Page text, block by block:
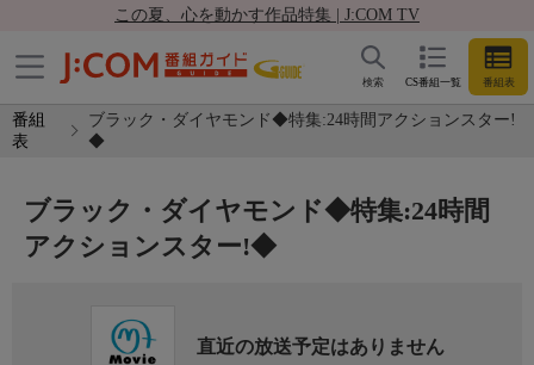
この夏、心を動かす作品特集 | J:COM TV
CS番組一覧 番組表
検索
番組
表
ブラック・ダイヤモンド◆特集:24時間アクションスター!
◆
ブラック・ダイヤモンド◆特集:24時間
アクションスター!◆
直近の放送予定はありません